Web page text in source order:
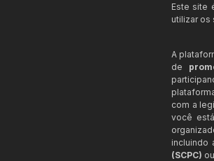
Este site
utilizar os
A
de
com a
você
incluindo
(SCPC)